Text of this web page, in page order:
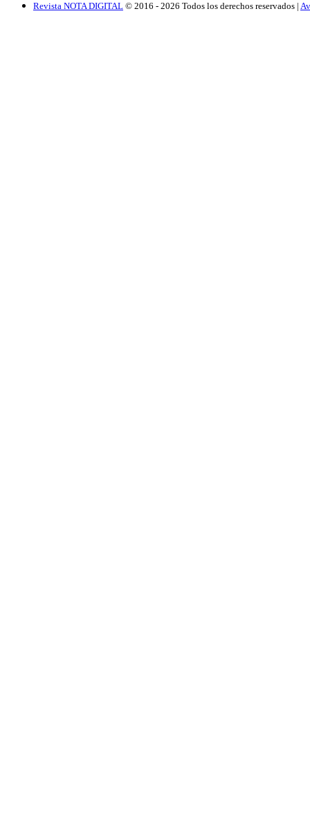
Revista NOTA DIGITAL © 2016 - 2026 Todos los derechos reservados |